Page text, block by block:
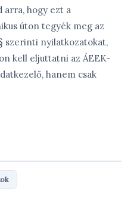
arra, hogy ezt a
úton tegyék meg az
szerinti nyilatkozatokat,
kell eljuttatni az ÁEEK-
hanem csak